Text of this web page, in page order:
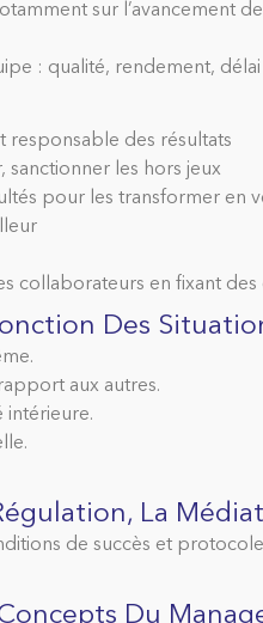
sur l’avancement
: qualité, rendement, délai
responsable des résultats
les hors jeux
pour les transformer en
collaborateurs en fixant
Des
aux autres.
intérieure.
La
de succès et
Du